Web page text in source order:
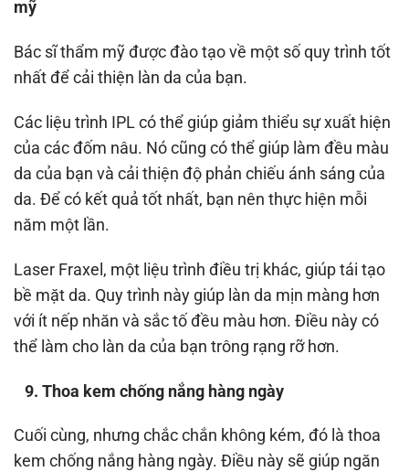
mỹ
Bác sĩ thẩm mỹ được đào tạo về một số quy trình tốt
nhất để cải thiện làn da của bạn.
Các liệu trình IPL có thể giúp giảm thiểu sự xuất hiện
của các đốm nâu. Nó cũng có thể giúp làm đều màu
da của bạn và cải thiện độ phản chiếu ánh sáng của
da. Để có kết quả tốt nhất, bạn nên thực hiện mỗi
năm một lần.
Laser Fraxel, một liệu trình điều trị khác, giúp tái tạo
bề mặt da. Quy trình này giúp làn da mịn màng hơn
với ít nếp nhăn và sắc tố đều màu hơn. Điều này có
thể làm cho làn da của bạn trông rạng rỡ hơn.
9. Thoa kem chống nắng hàng ngày
Cuối cùng, nhưng chắc chắn không kém, đó là thoa
kem chống nắng hàng ngày. Điều này sẽ giúp ngăn